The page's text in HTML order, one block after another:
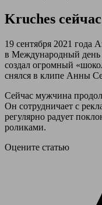
Kruches сейчас
19 сентября 2021 года
в Международный день
создал огромный
снялся в клипе Анны
Сейчас мужчина
Он сотрудничает с
регулярно радует
роликами.
Оцените статью